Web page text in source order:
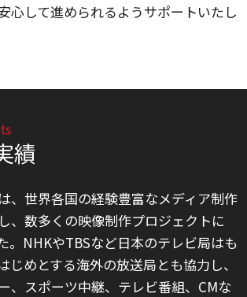
心して進められるようサポートいたし
績
、世界各国の経験豊富なメディア制作
、数多くの映像制作プロジェクトに
。NHKやTBSなど日本のテレビ局はも
じめとする海外の放送局とも協力し、
、スポーツ中継、テレビ番組、CMな